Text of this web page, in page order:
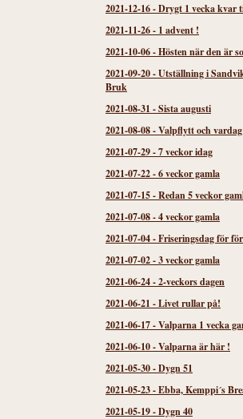
2021-12-16-Drygt 1 vecka kvar
2021-11-26- 1 advent !
2021-10-06-Hösten när den är
2021-09-20-Utställning i
Bruk
2021-08-31 -Sista augusti
2021-08-08-Valpflytt och
2021-07-29-7 veckor idag
2021-07-22-6 veckor gamla
2021-07-15-Redan 5 veckor
2021-07-08-4 veckor gamla
2021-07-04-Friseringsdag för
2021-07-02-3 veckor gamla
2021-06-24-2-veckors dagen
2021-06-21 -Livet rullar på!
2021-06-17-Valparna 1 vecka
2021-06-10-Valparna är här !
2021-05-30-Dygn 51
2021-05-23-Ebba, Kemppi´s
2021-05-19-Dygn 40